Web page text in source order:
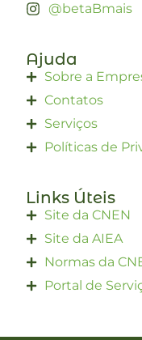
@betaBmais
Ajuda
Sobre a
Contatos
Serviços
Políticas de
Links Úteis
Site da CNEN
Site da AIEA
Normas da
Portal de